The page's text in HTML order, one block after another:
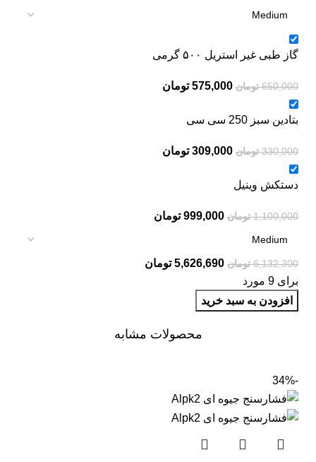
گاز طبی غیر استریل ۵۰۰ گرمی
650,000 تومان 575,000 تومان
بتادین سبز 250 سی سی
330,000 تومان 309,000 تومان
دستکش وینیل
1,100,000 تومان 999,000 تومان
6,132,300 تومان 5,626,690 تومان
برای 9 مورد
افزودن به سبد خرید
محصولات مشابه
-34%